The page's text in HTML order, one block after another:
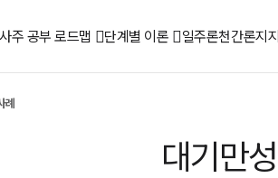
사주 공부 로드맵 단계별 이론 일주론천간론지
대기만